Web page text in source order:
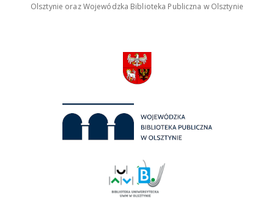
Olsztynie oraz Wojewódzka Biblioteka Publiczna w Olsztynie